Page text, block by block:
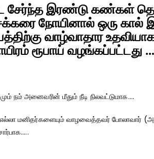
சேர்ந்த இரண்டு கண்கள்
நோயினால் ஒரு கால்
வாழ்வாதார
ரூபாய் வழங்கப்பட்டது
நம் அனைவரின் மீதும் நீடி நிலவட்டுமாக….
மனிதர்களையும் வாழவைத்தவர் போலாவார்